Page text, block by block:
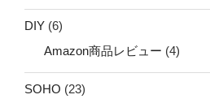
DIY (6)
Amazon商品レビュー (4)
SOHO (23)